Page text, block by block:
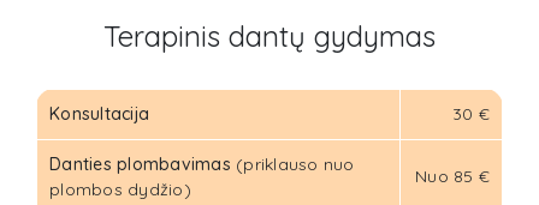
Terapinis dantų gydymas
Konsultacija 30 €
Danties plombavimas (priklauso nuo
plombos dydžio)
Nuo 85 €